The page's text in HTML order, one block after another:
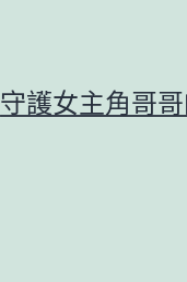
守護女主角哥